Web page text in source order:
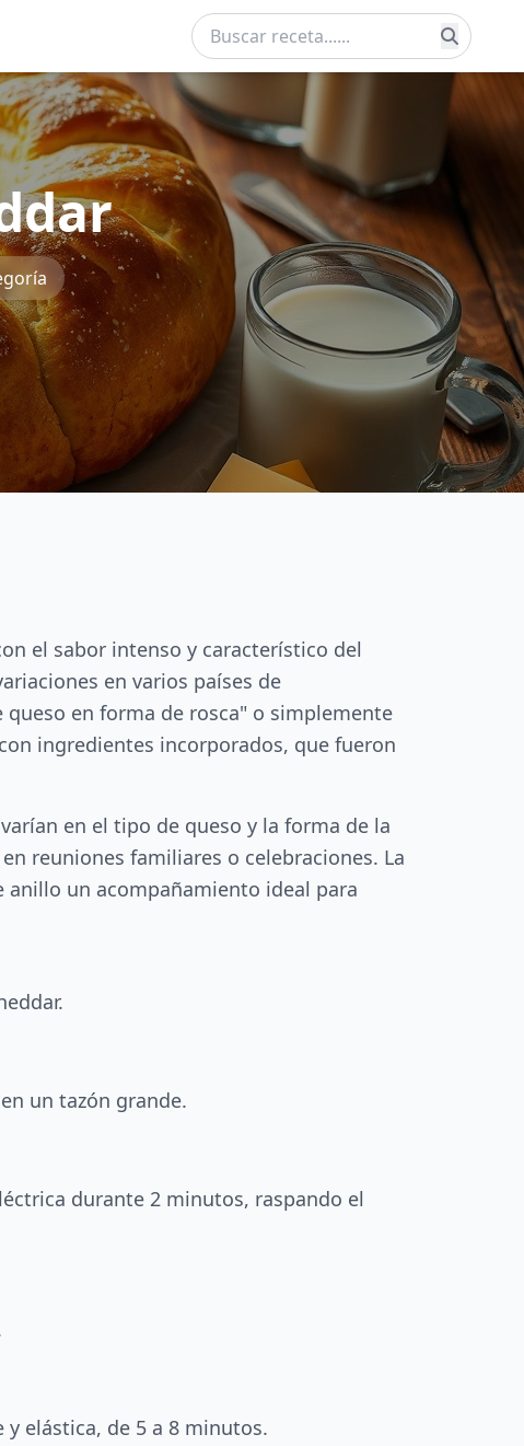
el sabor intenso y característico del
en varios países de
en forma de rosca" o simplemente
ingredientes incorporados, que fueron
en el tipo de queso y la forma de la
reuniones familiares o celebraciones. La
anillo un acompañamiento ideal para
un tazón grande.
durante 2 minutos, raspando el
elástica, de 5 a 8 minutos.